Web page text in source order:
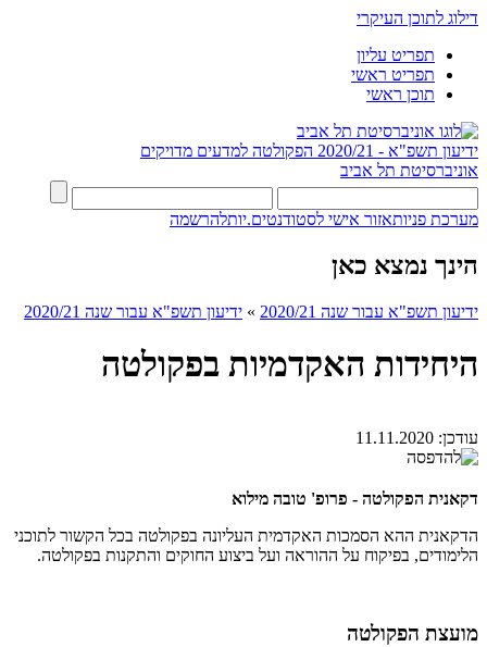
דילוג לתוכן העיקרי
תפריט עליון
תפריט ראשי
תוכן ראשי
ידיעון תשפ"א - 2020/21
הפקולטה למדעים מדויקים
אוניברסיטת תל אביב
מערכת פניותאזור אישי לסטודנטים.יותלהרשמה
הינך נמצא כאן
ידיעון תשפ"א עבור שנה 2020/21 » ידיעון תשפ"א עבור שנה 2020/21
היחידות האקדמיות בפקולטה
עודכן: 11.11.2020
דקאנית הפקולטה - פרופ' טובה מילוא
הדקאנית ההא הסמכות האקדמית העליונה בפקולטה בכל הקשור לתוכני
הלימודים, בפיקוח על ההוראה ועל ביצוע החוקים והתקנות בפקולטה.
מועצת הפקולטה